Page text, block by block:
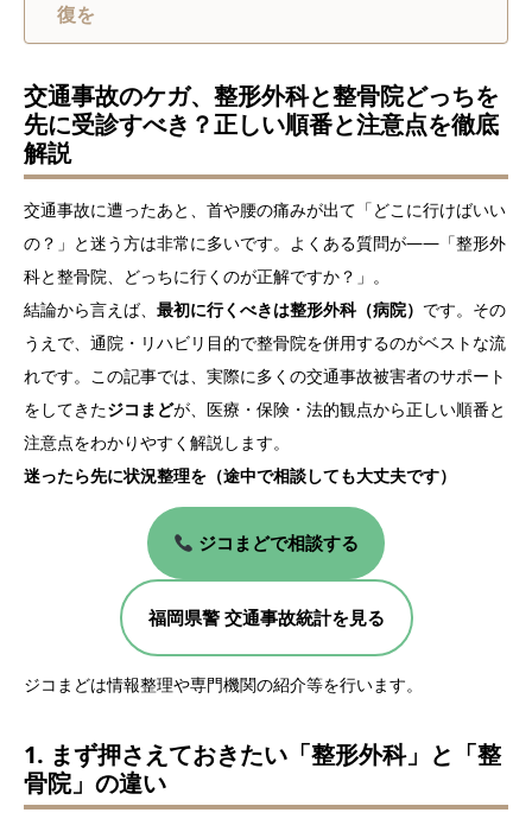
復を
交通事故のケガ、整形外科と整骨院どっちを
先に受診すべき？正しい順番と注意点を徹底
解説
交通事故に遭ったあと、首や腰の痛みが出て「どこに行けばいい
の？」と迷う方は非常に多いです。よくある質問が――「整形外
科と整骨院、どっちに行くのが正解ですか？」。
結論から言えば、 最初に行くべきは整形外科（病院） です。その
うえで、通院・リハビリ目的で整骨院を併用するのがベストな流
れです。この記事では、実際に多くの交通事故被害者のサポート
をしてきたジコまどが、医療・保険・法的観点から正しい順番と
注意点をわかりやすく解説します。
迷ったら先に状況整理を（途中で相談しても大丈夫です）
ジコまどで相談する
福岡県警 交通事故統計を見る
ジコまどは情報整理や専門機関の紹介等を行います。
1. まず押さえておきたい「整形外科」と「整
骨院」の違い